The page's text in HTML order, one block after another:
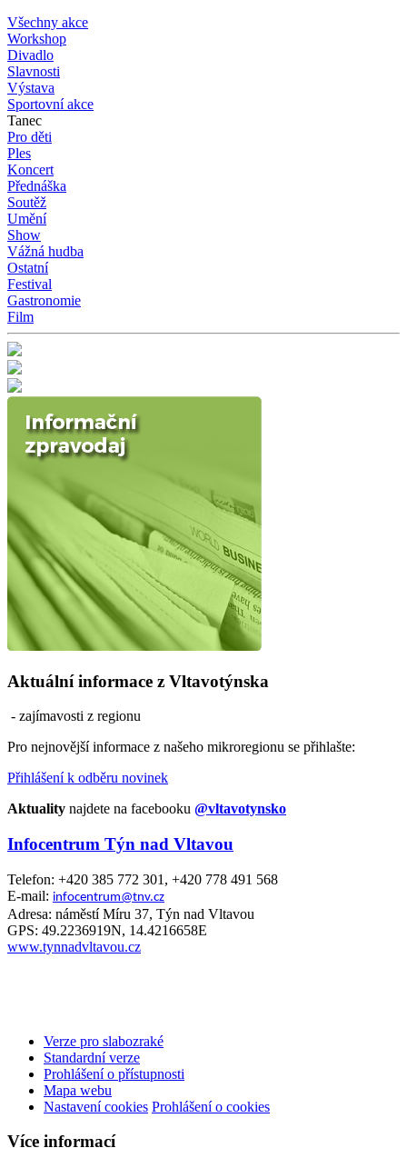
Všechny akce
Workshop
Divadlo
Slavnosti
Výstava
Sportovní akce
Tanec
Pro děti
Ples
Koncert
Přednáška
Soutěž
Umění
Show
Vážná hudba
Ostatní
Festival
Gastronomie
Film
Aktuální informace z Vltavotýnska
- zajímavosti z regionu
Pro nejnovější informace z našeho mikroregionu se přihlašte:
Přihlášení k odběru novinek
Aktuality najdete na facebooku @vltavotynsko
Infocentrum Týn nad Vltavou
Telefon: +420 385 772 301, +420 778 491 568
E-mail: infocentrum@tnv.cz
Adresa: náměstí Míru 37, Týn nad Vltavou
GPS: 49.2236919N, 14.4216658E
www.tynnadvltavou.cz
Verze pro slabozraké
Standardní verze
Prohlášení o přístupnosti
Mapa webu
Nastavení cookies Prohlášení o cookies
Více informací